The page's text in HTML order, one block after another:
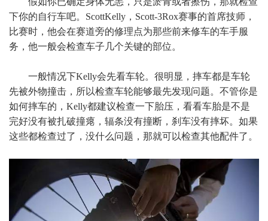
下你的自行车吧。ScottKelly，Scott-3Rox赛事的首席技师，
比赛时，他会在赛道旁的修理点为那些前来修车的车手服
务，他一般会检查车子几个关键的部位。
一般情况下Kelly会先看车轮。很明显，摔车都是车轮
先被外物撞击，所以检查车轮能够最先发现问题。不管你是
如何摔车的，Kelly都建议检查一下胎压，看看车胎是不是
完好没有被扎破撞瘪，辐条没有撞断，刹车没有摔坏。如果
这些都检查过了，没什么问题，那就可以检查其他配件了。